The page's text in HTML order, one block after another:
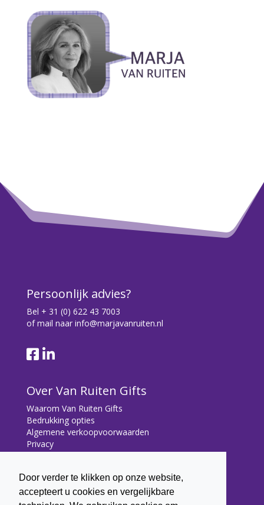
Door verder te klikken op onze website,
accepteert u cookies en vergelijkbare
Persoonlijk advies?
Bel + 31 (0) 622 43 7003
of mail naar info@marjavanruiten.nl
Over Van Ruiten Gifts
Waarom Van Ruiten Gifts
Bedrukking opties
Algemene verkoopvoorwaarden
Privacy
Contact
Contact